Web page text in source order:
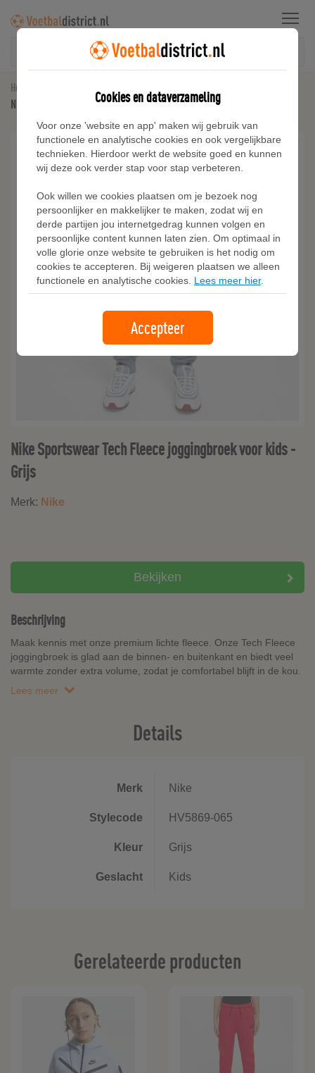
Menu
Home
Nike Sportswear Tech Fleece joggingbroek voor kids - Grijs
Nike Sportswear Tech Fleece joggingbroek voor kids -
Grijs
Merk: Nike
Bekijken
Beschrijving
Maak kennis met onze premium lichte fleece. Onze Tech Fleece
joggingbroek is glad aan de binnen- en buitenkant en biedt veel
warmte zonder extra volume, zodat je comfortabel blijft in de kou.
Lees meer
Details
Merk Nike
Stylecode HV5869-065
Kleur Grijs
Geslacht Kids
Gerelateerde producten
Cookies en dataverzameling
Voor onze 'website en app' maken wij gebruik van
functionele en analytische cookies en ook vergelijkbare
technieken. Hierdoor werkt de website goed en kunnen
wij deze ook verder stap voor stap verbeteren.
Ook willen we cookies plaatsen om je bezoek nog
persoonlijker en makkelijker te maken, zodat wij en
derde partijen jou internetgedrag kunnen volgen en
persoonlijke content kunnen laten zien. Om optimaal in
volle glorie onze website te gebruiken is het nodig om
cookies te accepteren. Bij weigeren plaatsen we alleen
functionele en analytische cookies. Lees meer hier.
Accepteer